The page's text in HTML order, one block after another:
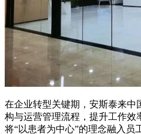
在企业转型关键期，安斯泰来中
构与运营管理流程，提升工作效
将“以患者为中心”的理念融入员